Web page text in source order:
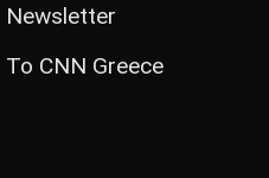
Newsletter
Το CNN Greece